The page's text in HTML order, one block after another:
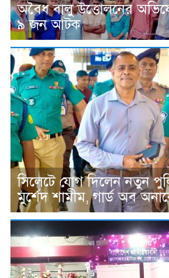
অবৈধ বালু উত্তোলনের
৯ জন আটক
সিলেটে যোগ দিলেন নতুন
মুর্শেদ শামীম, গার্ড অব